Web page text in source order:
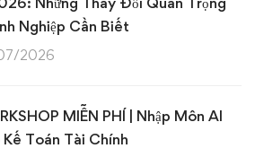
Nghiệp Cần Biết
2026
MIỄN PHÍ | Nhập Môn AI
Kế Toán Tài Chính